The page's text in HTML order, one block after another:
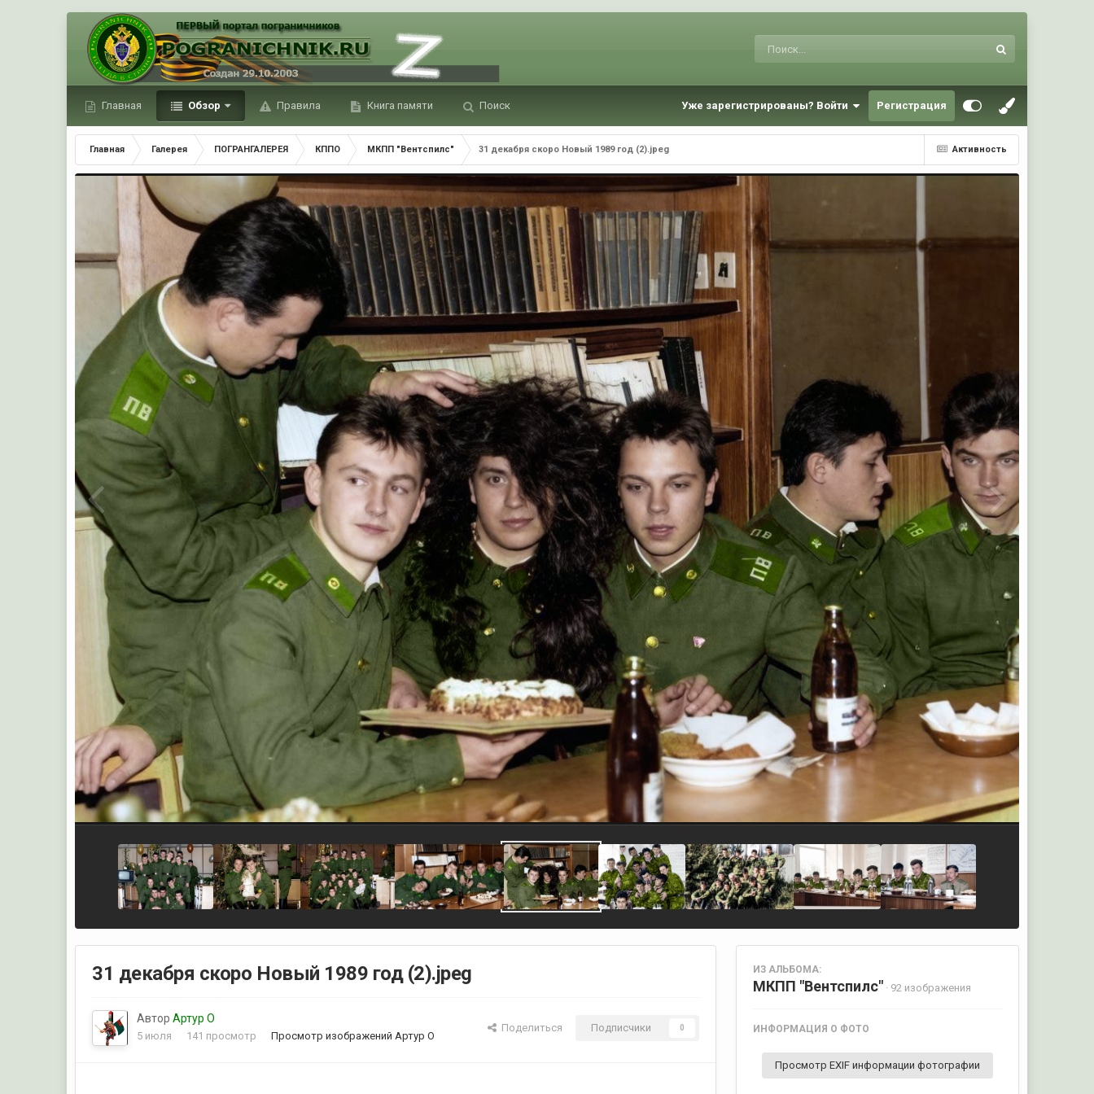
Главная Обзор Правила Книга памяти Поиск Уже зарегистрированы? Войти Регистрация
Активность
Главная Галерея ПОГРАНГАЛЕРЕЯ КППО МКПП "Вентспилс" 31 декабря скоро Новый 1989 год (2).jpeg
31 декабря скоро Новый 1989 год (2).jpeg
АвторАртур О
5 июля 141 просмотр Просмотр изображений Артур О
Поделиться Подписчики 0
ИЗ АЛЬБОМА:
МКПП "Вентспилс" · 92 изображения
ИНФОРМАЦИЯ О ФОТО
Просмотр EXIF информации фотографии